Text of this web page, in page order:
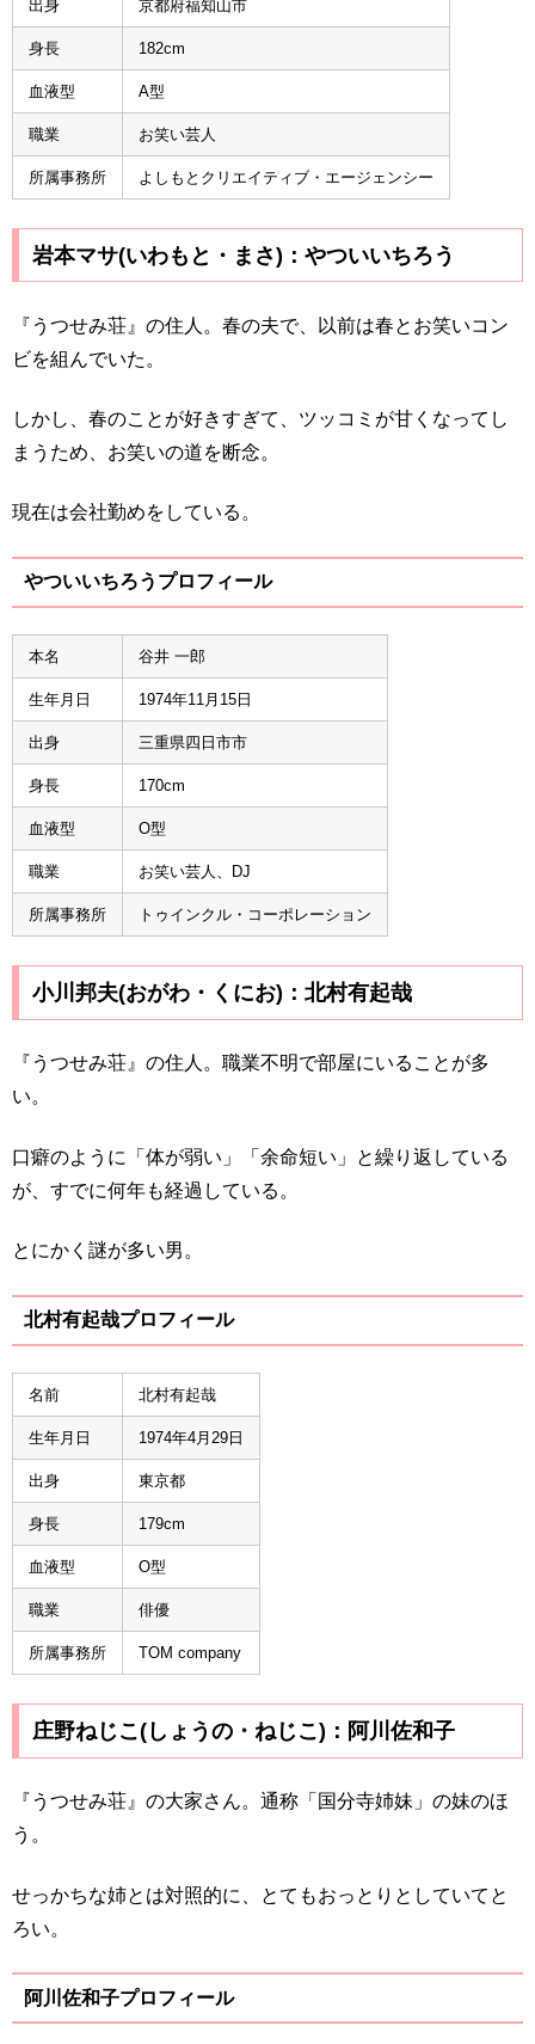
出身 京都府福知山市
身長 182cm
血液型 A型
職業 お笑い芸人
所属事務所 よしもとクリエイティブ・エージェンシー
岩本マサ(いわもと・まさ)：やついいちろう
『うつせみ荘』の住人。春の夫で、以前は春とお笑いコン
ビを組んでいた。
しかし、春のことが好きすぎて、ツッコミが甘くなってし
まうため、お笑いの道を断念。
現在は会社勤めをしている。
やついいちろうプロフィール
本名 谷井 一郎
生年月日 1974年11月15日
出身 三重県四日市市
身長 170cm
血液型 O型
職業 お笑い芸人、DJ
所属事務所 トゥインクル・コーポレーション
小川邦夫(おがわ・くにお)：北村有起哉
『うつせみ荘』の住人。職業不明で部屋にいることが多
い。
口癖のように「体が弱い」「余命短い」と繰り返している
が、すでに何年も経過している。
とにかく謎が多い男。
北村有起哉プロフィール
名前 北村有起哉
生年月日 1974年4月29日
出身 東京都
身長 179cm
血液型 O型
職業 俳優
所属事務所 TOM company
庄野ねじこ(しょうの・ねじこ)：阿川佐和子
『うつせみ荘』の大家さん。通称「国分寺姉妹」の妹のほ
う。
せっかちな姉とは対照的に、とてもおっとりとしていてと
ろい。
阿川佐和子プロフィール